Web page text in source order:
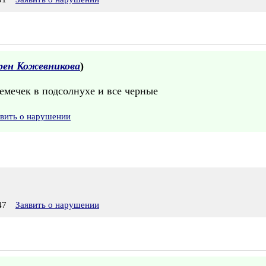
Кожевникова)
в подсолнухе и все черные
о нарушении
Заявить о нарушении